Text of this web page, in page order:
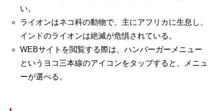
い。
ライオンはネコ科の動物で、主にアフリカに生息し、
インドのライオンは絶滅が危惧されている。
WEBサイトを閲覧する際は、ハンバーガーメニュー
というヨコ三本線のアイコンをタップすると、メニュ
ーが選べる。